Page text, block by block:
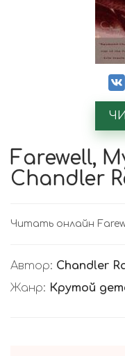
Farewell,
Chandler
Читать онлайн
Автор: Chandler
Жанр: Крутой